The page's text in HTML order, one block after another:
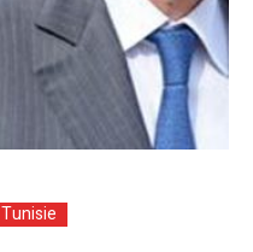
Tunisie